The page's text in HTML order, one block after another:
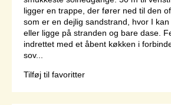
ligger en trappe, der fører ned til den
som er en dejlig sandstrand, hvor I
eller ligge på stranden og bare dase.
indrettet med et åbent køkken i
sov...
Tilføj til favoritter